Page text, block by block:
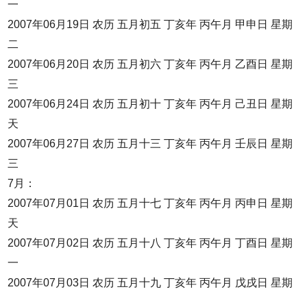
一
2007年06月19日 农历 五月初五 丁亥年 丙午月 甲申日 星期
二
2007年06月20日 农历 五月初六 丁亥年 丙午月 乙酉日 星期
三
2007年06月24日 农历 五月初十 丁亥年 丙午月 己丑日 星期
天
2007年06月27日 农历 五月十三 丁亥年 丙午月 壬辰日 星期
三
7月：
2007年07月01日 农历 五月十七 丁亥年 丙午月 丙申日 星期
天
2007年07月02日 农历 五月十八 丁亥年 丙午月 丁酉日 星期
一
2007年07月03日 农历 五月十九 丁亥年 丙午月 戊戌日 星期